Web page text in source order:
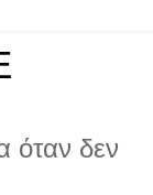
όταν δεν